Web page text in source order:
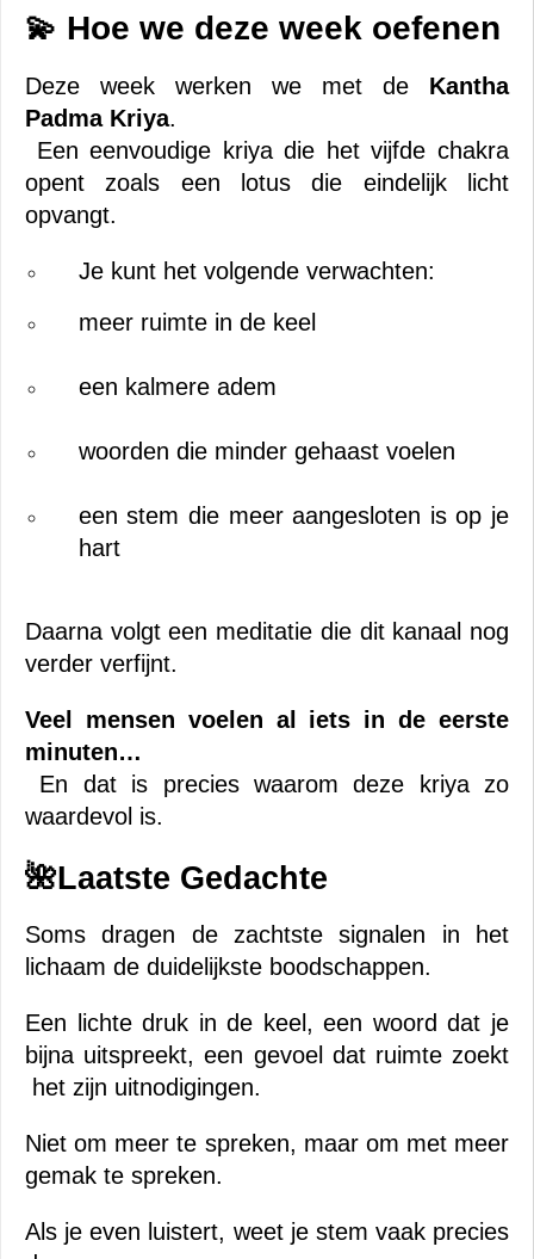
💫 Hoe we deze week oefenen
Deze week werken we met de Kantha
Padma Kriya.
Een eenvoudige kriya die het vijfde chakra
opent zoals een lotus die eindelijk licht
opvangt.
Je kunt het volgende verwachten:
meer ruimte in de keel
een kalmere adem
woorden die minder gehaast voelen
een stem die meer aangesloten is op je
hart
Daarna volgt een meditatie die dit kanaal nog
verder verfijnt.
Veel mensen voelen al iets in de eerste
minuten…
En dat is precies waarom deze kriya zo
waardevol is.
🌺Laatste Gedachte
Soms dragen de zachtste signalen in het
lichaam de duidelijkste boodschappen.
Een lichte druk in de keel, een woord dat je
bijna uitspreekt, een gevoel dat ruimte zoekt
het zijn uitnodigingen.
Niet om meer te spreken, maar om met meer
gemak te spreken.
Als je even luistert, weet je stem vaak precies